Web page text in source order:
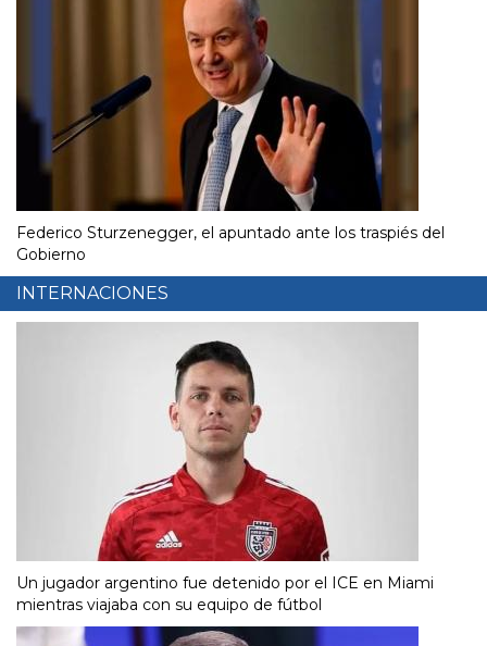
Federico Sturzenegger, el apuntado ante los traspiés del
Gobierno
INTERNACIONES
Un jugador argentino fue detenido por el ICE en Miami
mientras viajaba con su equipo de fútbol